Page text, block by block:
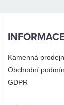
Kamenná
Obchodní
GDPR